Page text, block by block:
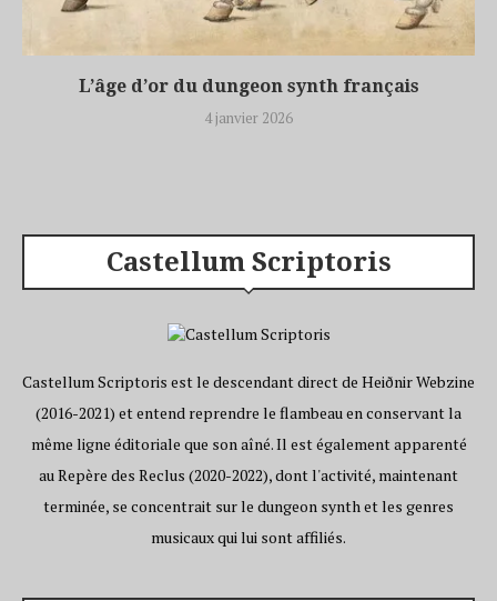
L’âge d’or du dungeon synth français
4 janvier 2026
Castellum Scriptoris
Castellum Scriptoris est le descendant direct de Heiðnir Webzine
(2016-2021) et entend reprendre le flambeau en conservant la
même ligne éditoriale que son aîné. Il est également apparenté
au Repère des Reclus (2020-2022), dont l'activité, maintenant
terminée, se concentrait sur le dungeon synth et les genres
musicaux qui lui sont affiliés.